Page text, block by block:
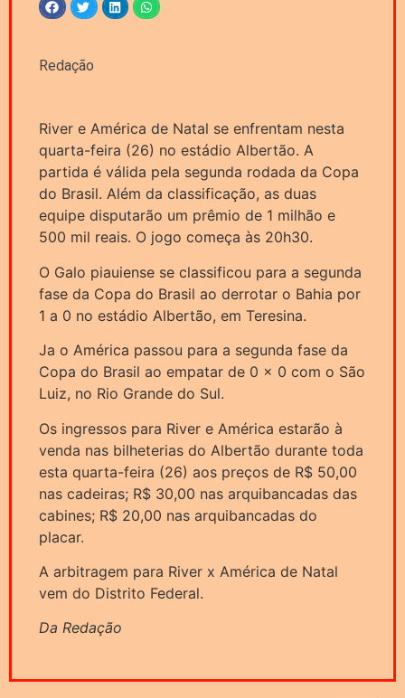
Redação
River e América de Natal se enfrentam nesta
quarta-feira (26) no estádio Albertão. A
partida é válida pela segunda rodada da Copa
do Brasil. Além da classificação, as duas
equipe disputarão um prêmio de 1 milhão e
500 mil reais. O jogo começa às 20h30.
O Galo piauiense se classificou para a segunda
fase da Copa do Brasil ao derrotar o Bahia por
1 a 0 no estádio Albertão, em Teresina.
Ja o América passou para a segunda fase da
Copa do Brasil ao empatar de 0 x 0 com o São
Luiz, no Rio Grande do Sul.
Os ingressos para River e América estarão à
venda nas bilheterias do Albertão durante toda
esta quarta-feira (26) aos preços de R$ 50,00
nas cadeiras; R$ 30,00 nas arquibancadas das
cabines; R$ 20,00 nas arquibancadas do
placar.
A arbitragem para River x América de Natal
vem do Distrito Federal.
Da Redação